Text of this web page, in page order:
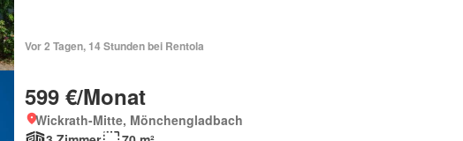
Vor 2 Tagen, 14 Stunden bei Rentola
599 €/Monat
Wickrath-Mitte, Mönchengladbach